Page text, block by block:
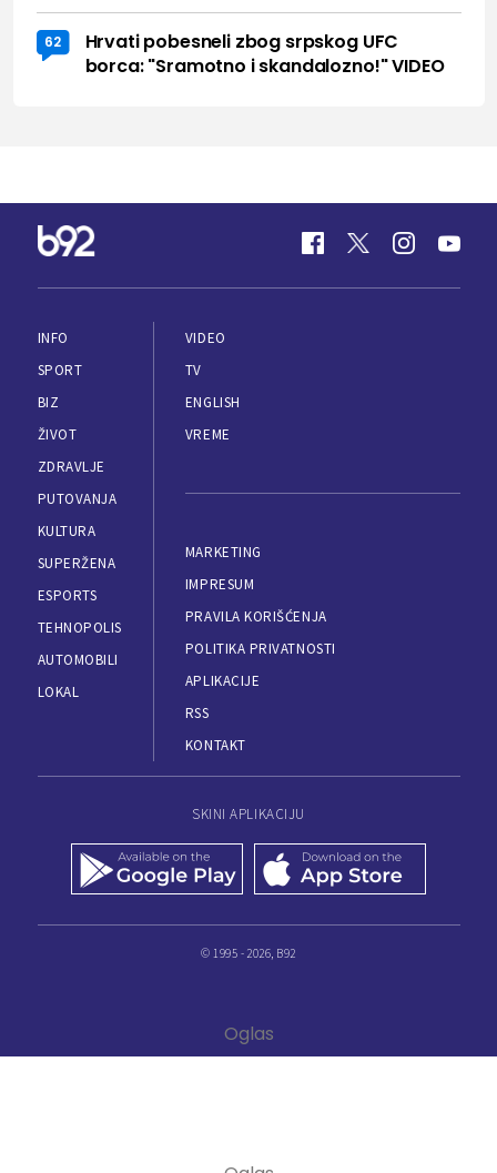
62
Hrvati pobesneli zbog srpskog UFC
borca: "Sramotno i skandalozno!" VIDEO
INFO
SPORT
BIZ
ŽIVOT
ZDRAVLJE
PUTOVANJA
KULTURA
SUPERŽENA
ESPORTS
TEHNOPOLIS
AUTOMOBILI
LOKAL
VIDEO
TV
ENGLISH
VREME
MARKETING
IMPRESUM
PRAVILA KORIŠĆENJA
POLITIKA PRIVATNOSTI
APLIKACIJE
RSS
KONTAKT
SKINI APLIKACIJU
© 1995 - 2026, B92